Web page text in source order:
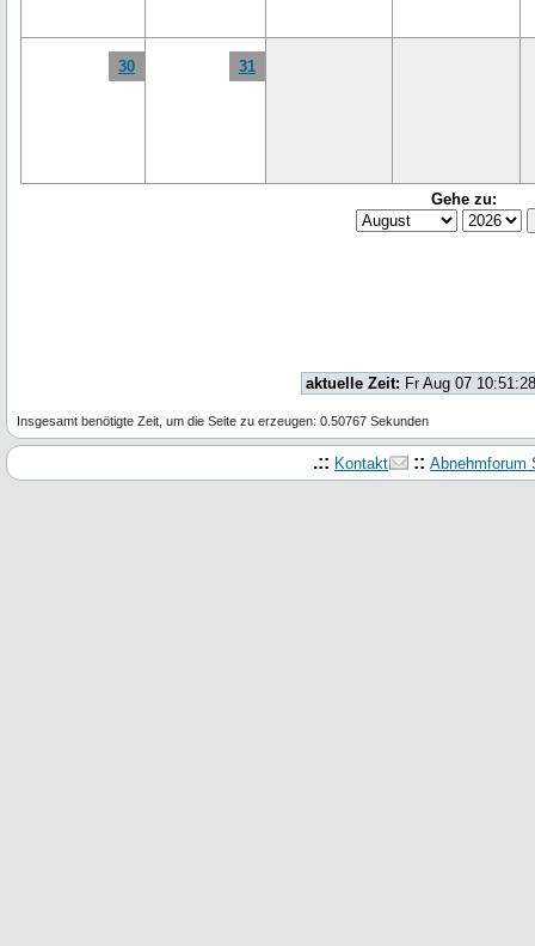
30 31
Gehe zu:
aktuelle Zeit: Fr Aug 07
Insgesamt benötigte Zeit, um die Seite zu erzeugen: 0.50767 Sekunden
.:: Kontakt :: Abnehmforum